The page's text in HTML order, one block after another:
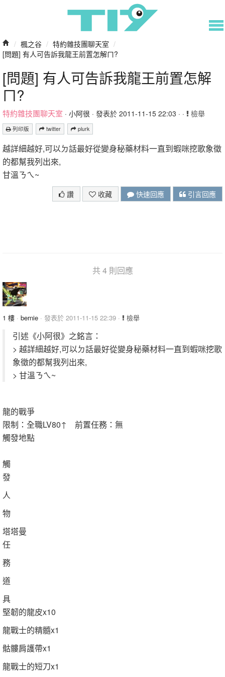
/ 楓之谷 / 特約雜技團聊天室 /
[問題] 有人可告訴我龍王前置怎解ㄇ?
[問題] 有人可告訴我龍王前置怎解
ㄇ?
特約雜技團聊天室 · 小阿很 · 發表於 2011-11-15 22:03 · · 檢舉
列印版 twitter plurk
越詳細越好,可以ㄉ話最好從變身秘藥材料一直到蝦咪挖歌象徵
的都幫我列出來,
甘溫ㄋㄟ~
讚 收藏 快速回應 引言回應
共 4 則回應
1 樓 · bernie · 發表於 2011-11-15 22:39 · 檢舉
引述《小阿很》之銘言：
> 越詳細越好,可以ㄉ話最好從變身秘藥材料一直到蝦咪挖歌
象徵的都幫我列出來,
> 甘溫ㄋㄟ~
龍的戰爭
限制：全職LV80↑ 前置任務：無
觸發地點
觸
發
人
物
塔塔曼
任
務
道
具
堅韌的龍皮x10
龍戰士的精髓x1
骷髏肩護帶x1
龍戰士的短刀x1